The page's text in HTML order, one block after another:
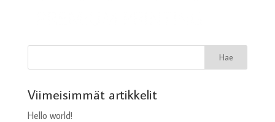
Viimeisimmät artikkelit
Hello world!